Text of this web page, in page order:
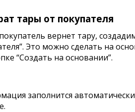
тары от покупателя
вернет тару,
Это можно сделать на
“Создать на основании”.
заполнится